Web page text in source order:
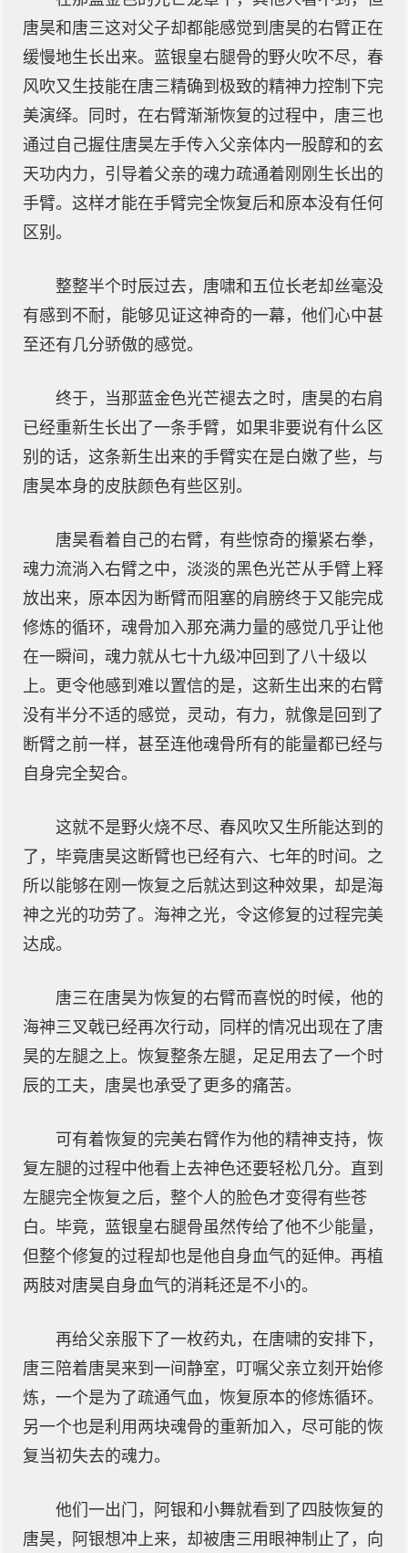
唐昊和唐三这对父子却都能感觉到唐昊的右臂正在
缓慢地生长出来。蓝银皇右腿骨的野火吹不尽，春
风吹又生技能在唐三精确到极致的精神力控制下完
美演绎。同时，在右臂渐渐恢复的过程中，唐三也
通过自己握住唐昊左手传入父亲体内一股醇和的玄
天功内力，引导着父亲的魂力疏通着刚刚生长出的
手臂。这样才能在手臂完全恢复后和原本没有任何
区别。
整整半个时辰过去，唐啸和五位长老却丝毫没
有感到不耐，能够见证这神奇的一幕，他们心中甚
至还有几分骄傲的感觉。
终于，当那蓝金色光芒褪去之时，唐昊的右肩
已经重新生长出了一条手臂，如果非要说有什么区
别的话，这条新生出来的手臂实在是白嫩了些，与
唐昊本身的皮肤颜色有些区别。
唐昊看着自己的右臂，有些惊奇的攥紧右拳，
魂力流淌入右臂之中，淡淡的黑色光芒从手臂上释
放出来，原本因为断臂而阻塞的肩膀终于又能完成
修炼的循环，魂骨加入那充满力量的感觉几乎让他
在一瞬间，魂力就从七十九级冲回到了八十级以
上。更令他感到难以置信的是，这新生出来的右臂
没有半分不适的感觉，灵动，有力，就像是回到了
断臂之前一样，甚至连他魂骨所有的能量都已经与
自身完全契合。
这就不是野火烧不尽、春风吹又生所能达到的
了，毕竟唐昊这断臂也已经有六、七年的时间。之
所以能够在刚一恢复之后就达到这种效果，却是海
神之光的功劳了。海神之光，令这修复的过程完美
达成。
唐三在唐昊为恢复的右臂而喜悦的时候，他的
海神三叉戟已经再次行动，同样的情况出现在了唐
昊的左腿之上。恢复整条左腿，足足用去了一个时
辰的工夫，唐昊也承受了更多的痛苦。
可有着恢复的完美右臂作为他的精神支持，恢
复左腿的过程中他看上去神色还要轻松几分。直到
左腿完全恢复之后，整个人的脸色才变得有些苍
白。毕竟，蓝银皇右腿骨虽然传给了他不少能量，
但整个修复的过程却也是他自身血气的延伸。再植
两肢对唐昊自身血气的消耗还是不小的。
再给父亲服下了一枚药丸，在唐啸的安排下，
唐三陪着唐昊来到一间静室，叮嘱父亲立刻开始修
炼，一个是为了疏通气血，恢复原本的修炼循环。
另一个也是利用两块魂骨的重新加入，尽可能的恢
复当初失去的魂力。
他们一出门，阿银和小舞就看到了四肢恢复的
唐昊，阿银想冲上来，却被唐三用眼神制止了，向